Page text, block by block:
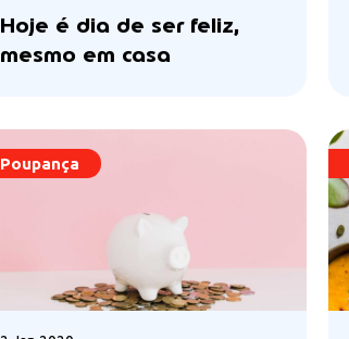
Hoje é dia de ser feliz,
mesmo em casa
Poupança